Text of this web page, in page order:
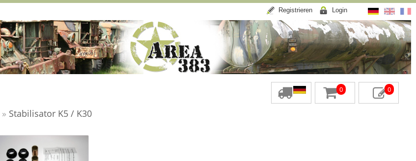
Registrieren Login
0 0
» Stabilisator K5 / K30